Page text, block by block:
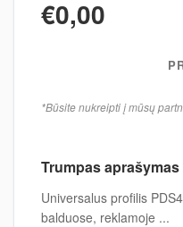
€0,00
*Būsite nukreipti į mūsų
Trumpas aprašymas
Universalus profilis
balduose, reklamoje ...